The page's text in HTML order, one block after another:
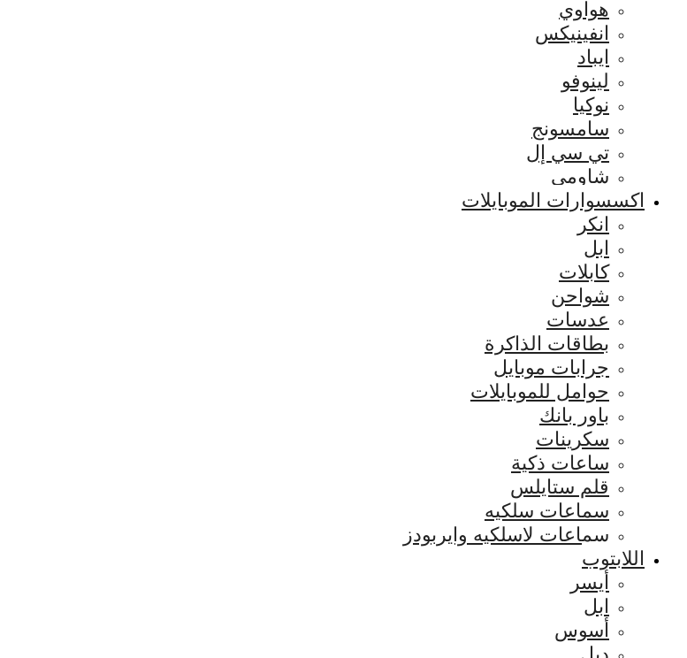
هواوي
انفينيكس
ايباد
لينوفو
نوكيا
سامسونج
تي سي إل
شاومي
اكسسوارات الموبايلات
انكر
ابل
كابلات
شواحن
عدسات
بطاقات الذاكرة
جرابات موبايل
حوامل للموبايلات
باور بانك
سكرينات
ساعات ذكية
قلم ستايلس
سماعات سلكيه
سماعات لاسلكيه وايربودز
اللابتوب
أيسر
ابل
أسوس